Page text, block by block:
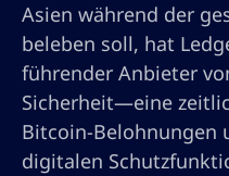
Asien während der
beleben soll, hat
führender Anbieter
Sicherheit—eine
Bitcoin-Belohnungen
digitalen